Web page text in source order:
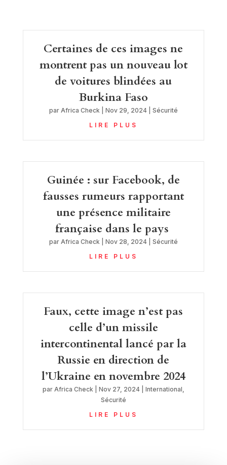
Certaines de ces images ne
montrent pas un nouveau lot
de voitures blindées au
Burkina Faso
par Africa Check Nov 29, 2024| Sécurité
LIRE PLUS
Guinée : sur Facebook, de
fausses rumeurs rapportant
une présence militaire
française dans le pays
par Africa Check Nov 28, 2024| Sécurité
LIRE PLUS
Faux, cette image n’est pas
celle d’un missile
intercontinental lancé par la
Russie en direction de
l’Ukraine en novembre 2024
par Africa Check Nov 27, 2024| International
Sécurité
LIRE PLUS